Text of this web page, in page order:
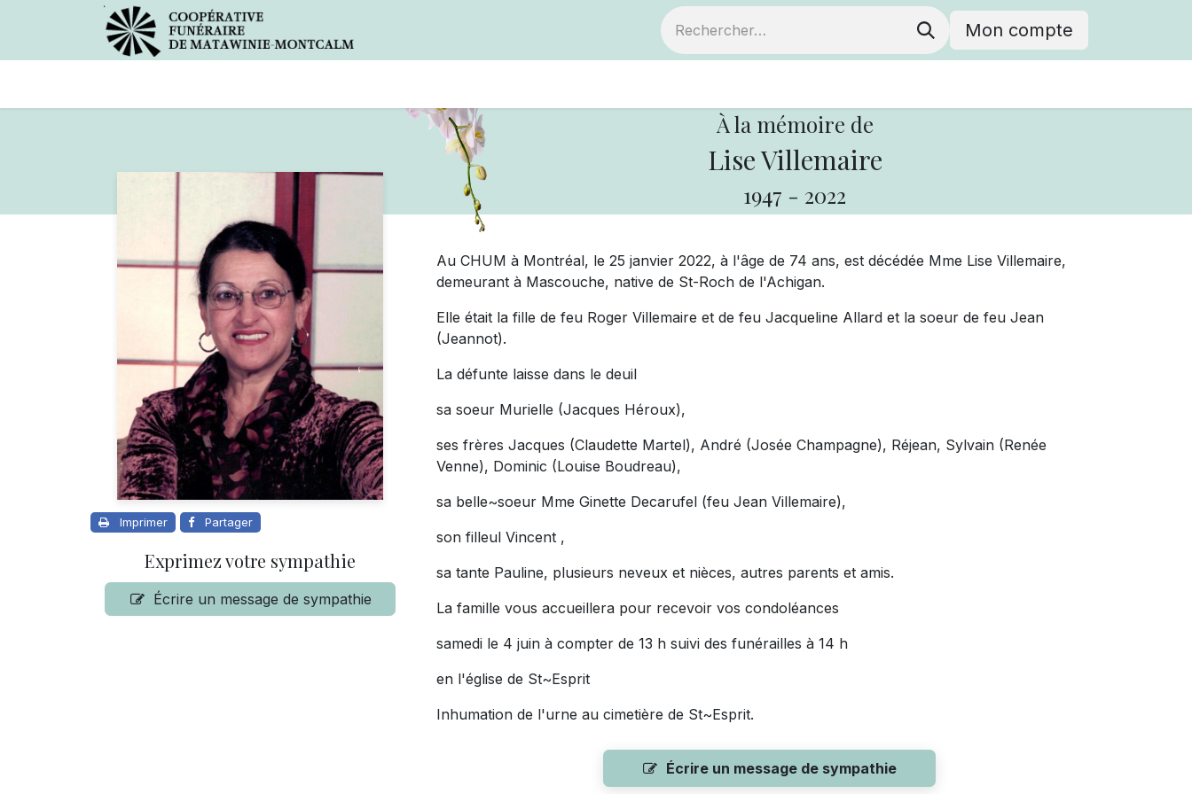
Mon compte
À la mémoire de
Lise Villemaire
1947 - 2022
Imprimer Partager
Exprimez votre sympathie
Écrire un message de sympathie
Au CHUM à Montréal, le 25 janvier 2022, à l'âge de 74 ans, est décédée Mme Lise Villemaire,
demeurant à Mascouche, native de St-Roch de l'Achigan.
Elle était la fille de feu Roger Villemaire et de feu Jacqueline Allard et la soeur de feu Jean
(Jeannot).
La défunte laisse dans le deuil
sa soeur Murielle (Jacques Héroux),
ses frères Jacques (Claudette Martel), André (Josée Champagne), Réjean, Sylvain (Renée
Venne), Dominic (Louise Boudreau),
sa belle~soeur Mme Ginette Decarufel (feu Jean Villemaire),
son filleul Vincent ,
sa tante Pauline, plusieurs neveux et nièces, autres parents et amis.
La famille vous accueillera pour recevoir vos condoléances
samedi le 4 juin à compter de 13 h suivi des funérailles à 14 h
en l'église de St~Esprit
Inhumation de l'urne au cimetière de St~Esprit.
Écrire un message de sympathie